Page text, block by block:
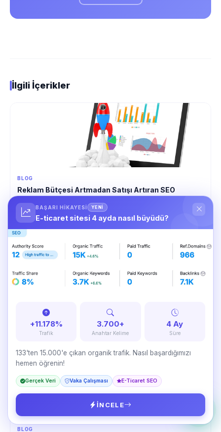
İlgili İçerikler
BLOG
Reklam Bütçesi Artmadan Satışı Artıran SEO
09 Jul 2026
B2B Firmaların SEO’da En Sık Yaptığı 5 Yanlış
08 Jul 2026
BLOG
BAŞARI HIKAYESI YENİ
E-ticaret sitesi 4 ayda nasıl büyüdü?
+11.178%
Trafik
3.700+
Anahtar Kelime
4 Ay
Süre
133'ten 15.000'e çıkan organik trafik. Nasıl başardığımızı
hemen öğrenin!
Gerçek Veri Vaka Çalışması E-Ticaret SEO
İNCELE